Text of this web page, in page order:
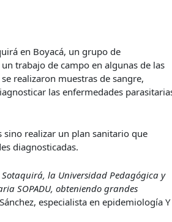
en Boyacá, un grupo de
trabajo de campo en algunas de las
realizaron muestras de sangre,
las enfermedades
realizar un plan sanitario que
diagnosticadas.
la Universidad Pedagógica y
SOPADU, obteniendo grandes
especialista en epidemiología Y